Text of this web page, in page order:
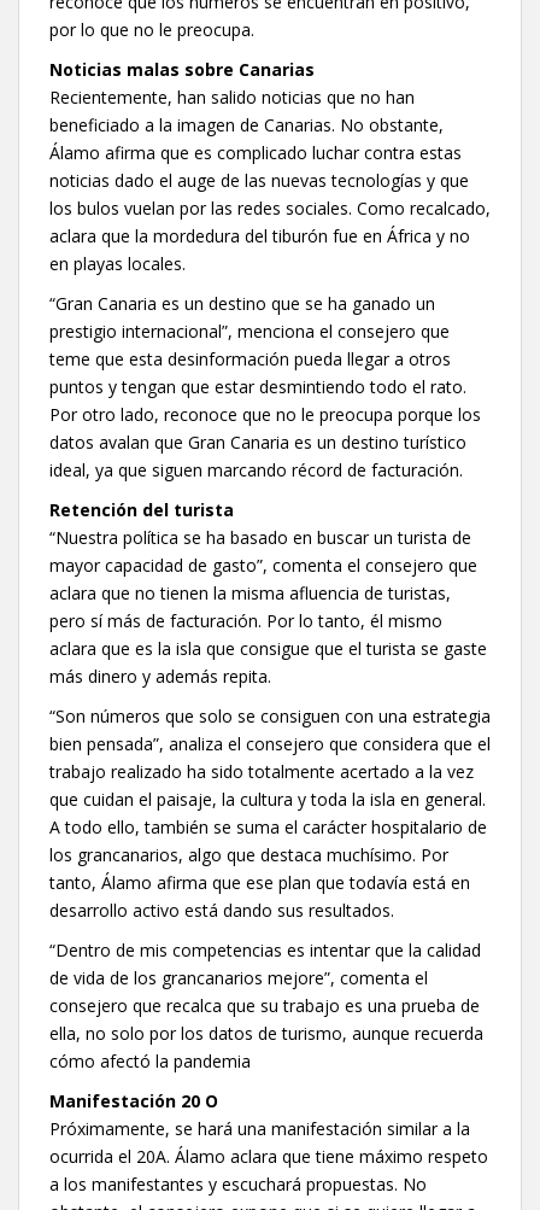
por lo que no le preocupa.
Noticias malas sobre Canarias
Recientemente, han salido noticias que no han
beneficiado a la imagen de Canarias. No obstante,
Álamo afirma que es complicado luchar contra estas
noticias dado el auge de las nuevas tecnologías y que
los bulos vuelan por las redes sociales. Como recalcado,
aclara que la mordedura del tiburón fue en África y no
en playas locales.
“Gran Canaria es un destino que se ha ganado un
prestigio internacional”, menciona el consejero que
teme que esta desinformación pueda llegar a otros
puntos y tengan que estar desmintiendo todo el rato.
Por otro lado, reconoce que no le preocupa porque los
datos avalan que Gran Canaria es un destino turístico
ideal, ya que siguen marcando récord de facturación.
Retención del turista
“Nuestra política se ha basado en buscar un turista de
mayor capacidad de gasto”, comenta el consejero que
aclara que no tienen la misma afluencia de turistas,
pero sí más de facturación. Por lo tanto, él mismo
aclara que es la isla que consigue que el turista se gaste
más dinero y además repita.
“Son números que solo se consiguen con una estrategia
bien pensada”, analiza el consejero que considera que el
trabajo realizado ha sido totalmente acertado a la vez
que cuidan el paisaje, la cultura y toda la isla en general.
A todo ello, también se suma el carácter hospitalario de
los grancanarios, algo que destaca muchísimo. Por
tanto, Álamo afirma que ese plan que todavía está en
desarrollo activo está dando sus resultados.
“Dentro de mis competencias es intentar que la calidad
de vida de los grancanarios mejore”, comenta el
consejero que recalca que su trabajo es una prueba de
ella, no solo por los datos de turismo, aunque recuerda
cómo afectó la pandemia
Manifestación 20 O
Próximamente, se hará una manifestación similar a la
ocurrida el 20A. Álamo aclara que tiene máximo respeto
a los manifestantes y escuchará propuestas. No